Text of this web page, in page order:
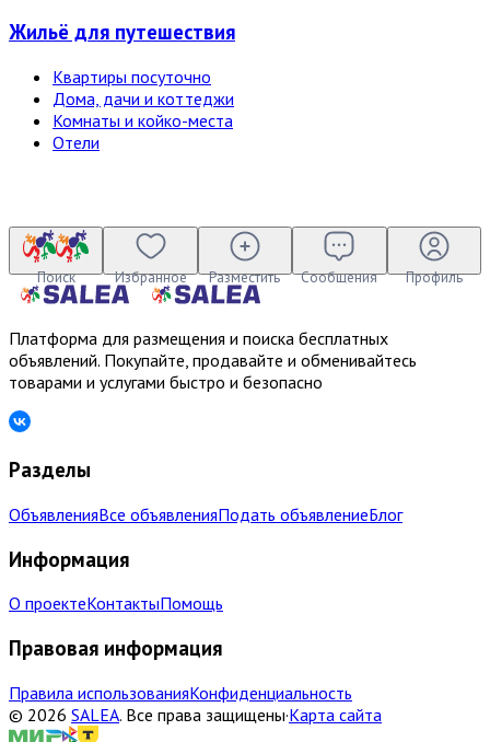
Жильё для путешествия
Квартиры посуточно
Дома, дачи и коттеджи
Комнаты и койко-места
Отели
Поиск Избранное Разместить Сообщения Профиль
Платформа для размещения и поиска бесплатных
объявлений. Покупайте, продавайте и обменивайтесь
товарами и услугами быстро и безопасно
Разделы
ОбъявленияВсе объявленияПодать объявлениеБлог
Информация
О проектеКонтактыПомощь
Правовая информация
Правила использованияКонфиденциальность
© 2026 SALEA. Все права защищены·Карта сайта